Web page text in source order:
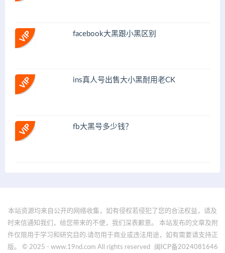
facebook大黑跟小黑区别
ins真人号出售大小黑耐用老CK
fb大黑号多少钱？
本站资源均来自公开的网络收集，如有侵权若侵犯了您的合法权益，请及
时来信通知我们，给您带来的不便，我们深表歉意。 本站发布的文章及附
件仅限用于学习和研究目的.请勿用于商业或违法用途，如有需要请支持正
版。 © 2025 - www.19nd.com All rights reserved
闽ICP备2024081646